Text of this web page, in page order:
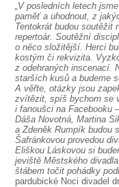
„V posledních letech
paměť a uhodnout, z
Tentokrát budou soutěžit
repertoár. Soutěžní
o něco složitější. Herci
kostým či rekvizita.
z odehraných inscenací.
starších kusů a budeme
A věřte, otázky jsou
zvítězit, spíš bychom se
i fanoušci na Facebooku
Dáša Novotná, Martina
a Zdeněk Rumpík budou
Šafránkovou provedou
Eliškou Láskovou si
jeviště Městského
štábem točit pohádky
pardubické Noci divadel